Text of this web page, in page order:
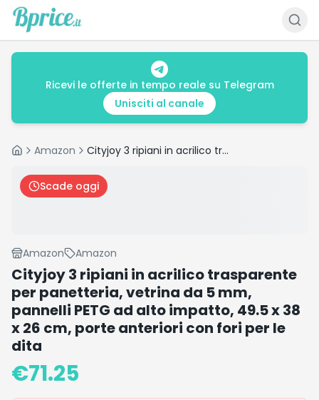
Ricevi le offerte in tempo reale su Telegram
Unisciti al canale
HomeAmazon Cityjoy 3 ripiani in acrilico trasparente per panetteria, vetrina da 5 mm, pannelli PETG ad alto impatto, 49.5 x 38 x 26 cm, porte anteriori con fori per le dita
Scade oggi
Amazon Amazon
Cityjoy 3 ripiani in acrilico trasparente
per panetteria, vetrina da 5 mm,
pannelli PETG ad alto impatto, 49.5 x 38
x 26 cm, porte anteriori con fori per le
dita
€71.25